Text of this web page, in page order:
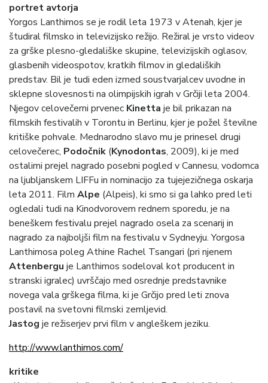
portret avtorja
Yorgos Lanthimos se je rodil leta 1973 v Atenah, kjer je
študiral filmsko in televizijsko režijo. Režiral je vrsto videov
za grške plesno-gledališke skupine, televizijskih oglasov,
glasbenih videospotov, kratkih filmov in gledaliških
predstav. Bil je tudi eden izmed soustvarjalcev uvodne in
sklepne slovesnosti na olimpijskih igrah v Grčiji leta 2004.
Njegov celovečerni prvenec Kinetta je bil prikazan na
filmskih festivalih v Torontu in Berlinu, kjer je požel številne
kritiške pohvale. Mednarodno slavo mu je prinesel drugi
celovečerec, Podočnik (Kynodontas, 2009), ki je med
ostalimi prejel nagrado posebni pogled v Cannesu, vodomca
na ljubljanskem LIFFu in nominacijo za tujejezičnega oskarja
leta 2011. Film Alpe (Alpeis), ki smo si ga lahko pred leti
ogledali tudi na Kinodvorovem rednem sporedu, je na
beneškem festivalu prejel nagrado osela za scenarij in
nagrado za najboljši film na festivalu v Sydneyju. Yorgosa
Lanthimosa poleg Athine Rachel Tsangari (pri njenem
Attenbergu je Lanthimos sodeloval kot producent in
stranski igralec) uvrščajo med osrednje predstavnike
novega vala grškega filma, ki je Grčijo pred leti znova
postavil na svetovni filmski zemljevid.
Jastog je režiserjev prvi film v angleškem jeziku.
http://www.lanthimos.com/
kritike